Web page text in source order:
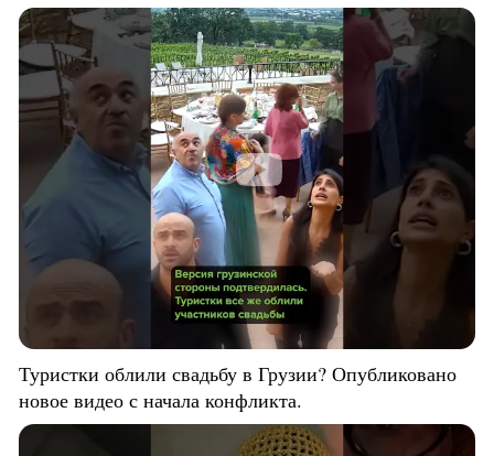
Туристки облили свадьбу в Грузии? Опубликовано
новое видео с начала конфликта.